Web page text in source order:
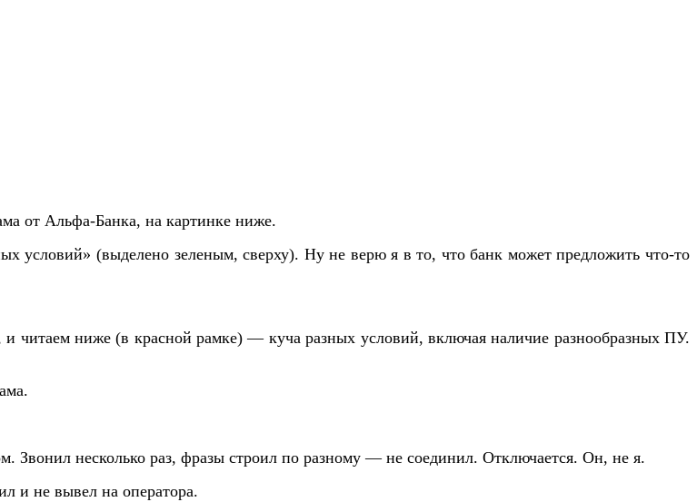
от Альфа-Банка, на картинке ниже.
условий» (выделено зеленым, сверху). Ну не верю я в то, что банк может предложить что-то
и читаем ниже (в красной рамке) — куча разных условий, включая наличие разнообразных ПУ.
Звонил несколько раз, фразы строил по разному — не соединил. Отключается. Он, не я.
и не вывел на оператора.